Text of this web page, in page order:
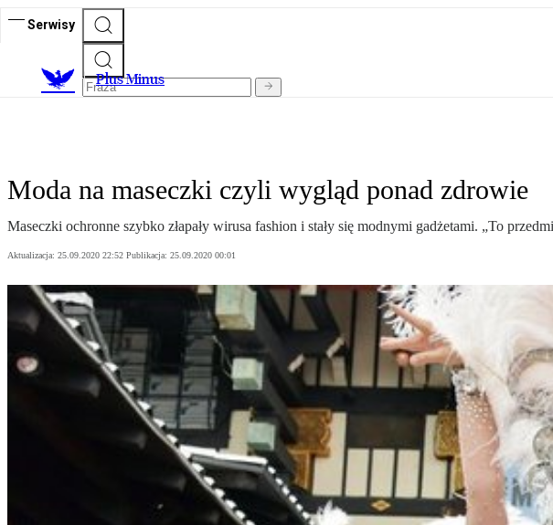
Serwisy
Plus Minus
Moda na maseczki czyli wygląd ponad zdrowie
Maseczki ochronne szybko złapały wirusa fashion i stały się modnymi gadżetami. „To
Aktualizacja: 25.09.2020 22:52 Publikacja: 25.09.2020 00:01